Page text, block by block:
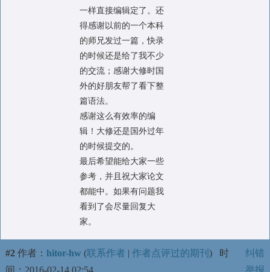
一样直接编辑定了。还
得感谢以前的一个本科
的师兄发过一篇，快录
的时候还是给了我不少
的交流；感谢大修时国
外的好朋友帮了看下整
篇语法。
感谢这么有效率的编
辑！大修还是国外过年
的时候提交的。
最后希望能给大家一些
参考，并且祝大家论文
都能中。如果有问题我
看到了会尽量回复大
家。
#2 作者： hitor-hw (联系作者 | 作者点评过的期刊 ) 时
间：2016-02-14 02:54
纠错
举报